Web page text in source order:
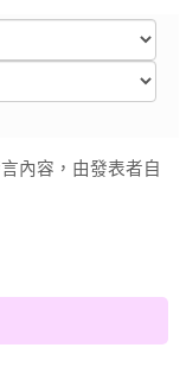
內容，由發表者自